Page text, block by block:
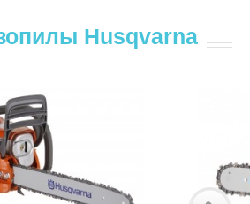
Husqvarna